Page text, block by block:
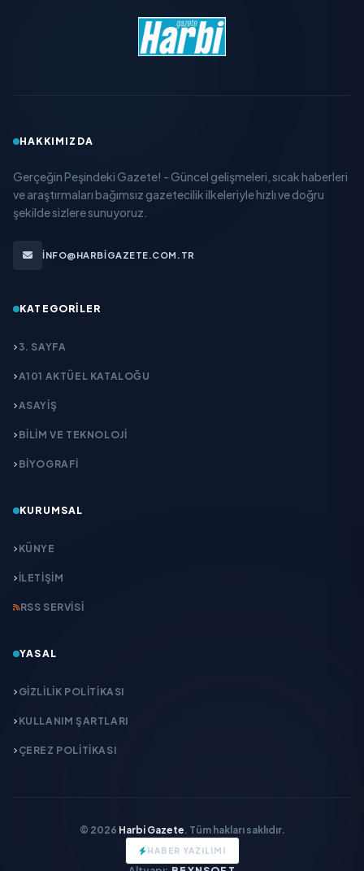
HAKKIMIZDA
Gerçeğin Peşindeki Gazete! - Güncel gelişmeleri, sıcak haberleri
ve araştırmaları bağımsız gazetecilik ilkeleriyle hızlı ve doğru
şekilde sizlere sunuyoruz.
INFO@HARBIGAZETE.COM.TR
KATEGORILER
3. SAYFA
A101 AKTÜEL KATALOĞU
ASAYİŞ
BİLİM VE TEKNOLOJİ
BİYOGRAFİ
KURUMSAL
KÜNYE
İLETIŞIM
RSS SERVISI
YASAL
GIZLILIK POLITIKASI
KULLANIM ŞARTLARI
ÇEREZ POLITIKASI
© 2026 Harbi Gazete. Tüm hakları saklıdır.
HABER YAZILIMI